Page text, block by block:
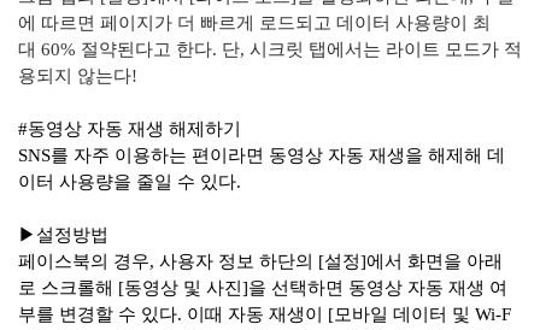
에
따르면 페이지가 더 빠르게 로드되고 데이터 사용량이 최
대 60% 절약된다고 한다. 단, 시크릿 탭에서는 라이트 모드가 적
용되지 않는다!
#동영상 자동 재생 해제하기
SNS를 자주 이용하는 편이라면 동영상 자동 재생을 해제해 데
이터 사용량을 줄일 수 있다.
▶설정방법
페이스북의 경우, 사용자 정보 하단의 [설정]에서 화면을 아래
로 스크롤해 [동영상 및 사진 ]을 선택하면 동영상 자동 재생 여
부를 변경할 수 있다. 이때 자동 재생이 [모바일 데이터 및 Wi-F